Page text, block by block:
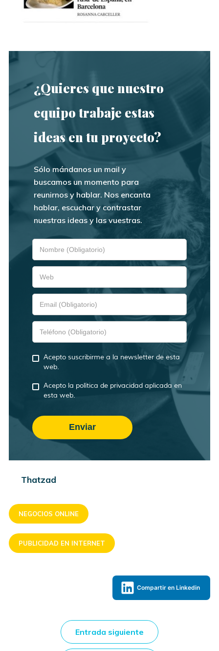
¿Quieres que nuestro
equipo trabaje estas
ideas en tu proyecto?
Sólo mándanos un mail y
buscamos un momento para
reunirnos y hablar. Nos encanta
hablar, escuchar y contrastar
nuestras ideas y las vuestras.
Acepto suscribirme a la newsletter de esta
web.
Acepto la política de privacidad aplicada en
esta web.
Thatzad
NEGOCIOS ONLINE
PUBLICIDAD EN INTERNET
Compartir en Linkedin
Entrada siguiente